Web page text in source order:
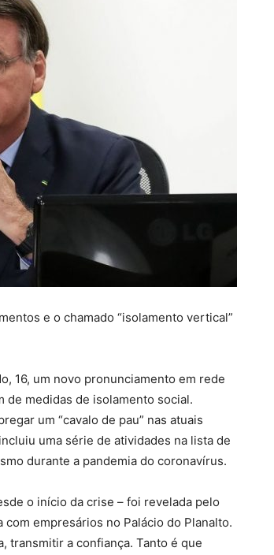
e o chamado “isolamento vertical”
16, um novo pronunciamento em rede
de medidas de isolamento social.
um “cavalo de pau” nas atuais
uma série de atividades na lista de
durante a pandemia do coronavírus.
o início da crise – foi revelada pelo
empresários no Palácio do Planalto.
transmitir a confiança. Tanto é que